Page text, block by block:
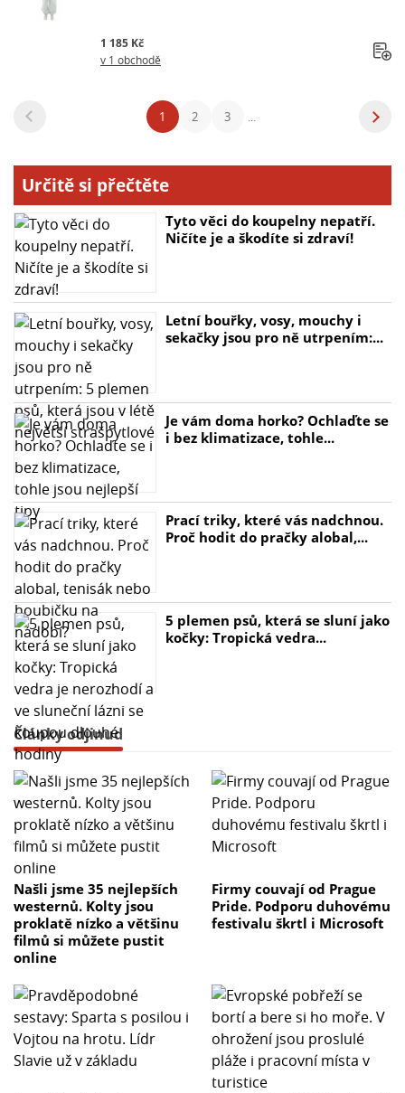
1 185 Kč
v 1 obchodě
1 2 3
Určitě si přečtěte
Tyto věci do koupelny nepatří.
Ničíte je a škodíte si zdraví!
Letní bouřky, vosy, mouchy i
sekačky jsou pro ně utrpením:...
Je vám doma horko? Ochlaďte se
i bez klimatizace, tohle...
Prací triky, které vás nadchnou.
Proč hodit do pračky alobal,...
5 plemen psů, která se sluní jako
kočky: Tropická vedra...
Články odjinud
Našli jsme 35 nejlepších
westernů. Kolty jsou
proklatě nízko a většinu
filmů si můžete pustit
online
Firmy couvají od Prague
Pride. Podporu duhovému
festivalu škrtl i Microsoft